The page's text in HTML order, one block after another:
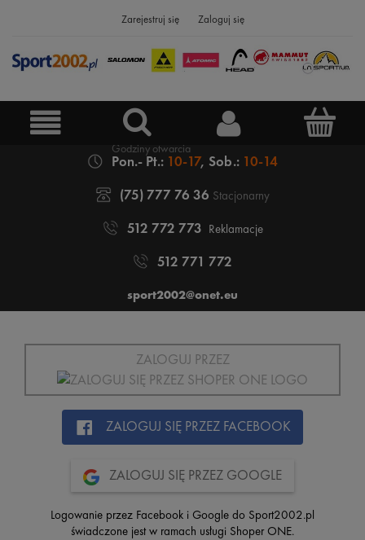
Zarejestruj się Zaloguj się
Pon.- Pt.: 10-17, Sob.: 10-14
(75) 777 76 36 Stacjonarny
512 772 773 Reklamacje
512 771 772
sport2002@onet.eu
ZALOGUJ PRZEZ
ZALOGUJ SIĘ PRZEZ FACEBOOK
ZALOGUJ SIĘ PRZEZ GOOGLE
Logowanie przez Facebook i Google do Sport2002.pl
świadczone jest w ramach usługi Shoper ONE.